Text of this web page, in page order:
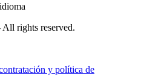
All rights reserved.
y política de